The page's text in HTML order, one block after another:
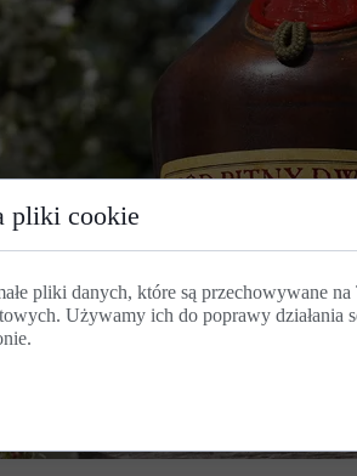
pliki cookie
pliki danych, które są przechowywane
Używamy ich do poprawy działania